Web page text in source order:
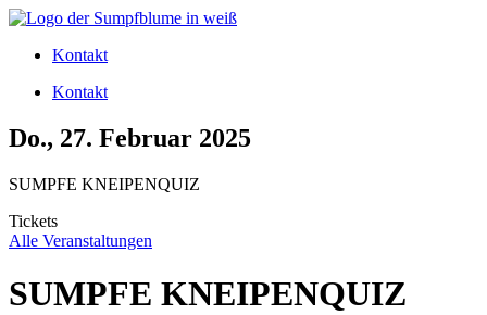
Zum
wechselnKontakt
Kontakt
Do., 27. Februar 2025
SUMPFE KNEIPENQUIZ
Tickets
Alle Veranstaltungen
SUMPFE KNEIPENQUIZ